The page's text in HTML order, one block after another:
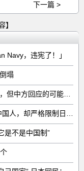
下一篇 >
】
Navy，违宪了！」
塌
是不是中国制”